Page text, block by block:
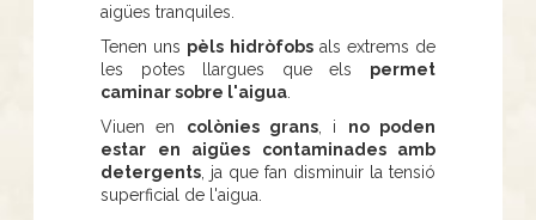
aigües tranquiles.
Tenen uns pèls hidròfobsals extrems de
les potes llargues que els permet
caminar sobre l'aigua
Viuen en colònies grans , i no poden
estar en aigües contaminades amb
detergents , ja que fan disminuir la tensió
superficial de l'aigua.